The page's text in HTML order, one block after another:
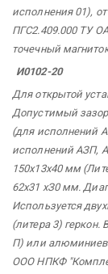
исполнения 01),
ПГС2.409.000 ТУ
точечный
И0102-20
Для открытой
Допустимый
(для исполнений
исполнений АЗП,
150х13х40 мм
62х31 хЗ0 мм.
Используется
(литера 3) геркон.
П) или
ООО НПКФ